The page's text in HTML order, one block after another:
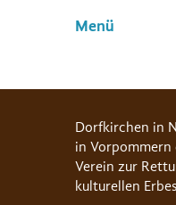
Menü
Dorfkirchen in
in Vorpommern
Verein zur
kulturellen Erbes